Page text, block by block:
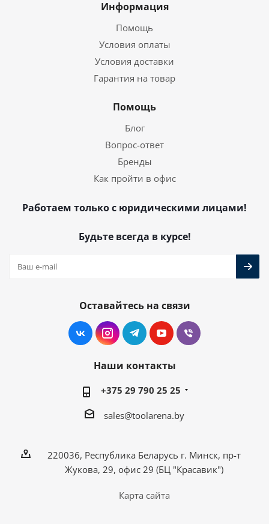
Информация
Помощь
Условия оплаты
Условия доставки
Гарантия на товар
Помощь
Блог
Вопрос-ответ
Бренды
Как пройти в офис
Работаем только с юридическими лицами!
Будьте всегда в курсе!
Оставайтесь на связи
Наши контакты
+375 29 790 25 25
sales@toolarena.by
220036, Республика Беларусь г. Минск, пр-т
Жукова, 29, офис 29 (БЦ "Красавик")
Карта сайта